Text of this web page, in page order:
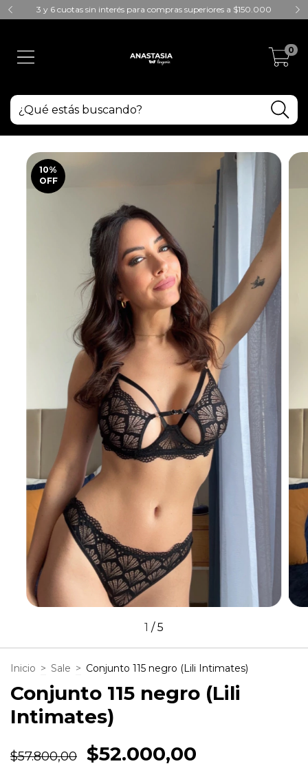
3 y 6 cuotas sin interés para compras superiores a $150.000
0
10%
OFF
1 /5
Inicio > Sale > Conjunto 115 negro (Lili Intimates)
Conjunto 115 negro (Lili
Intimates)
$57.800,00 $52.000,00